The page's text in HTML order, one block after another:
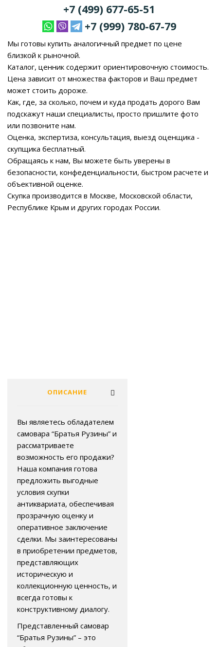
+7 (499) 677-65-51
+7 (999) 780-67-79
Мы готовы купить аналогичный предмет по цене
близкой к рыночной.
Каталог, ценник содержит ориентировочную стоимость.
Цена зависит от множества факторов и Ваш предмет
может стоить дороже.
Как, где, за сколько, почем и куда продать дорого Вам
подскажут наши специалисты, просто пришлите фото
или позвоните нам.
Оценка, экспертиза, консультация, выезд оценщика -
скупщика бесплатный.
Обращаясь к нам, Вы можете быть уверены в
безопасности, конфеденциальности, быстром расчете и
объективной оценке.
Скупка производится в Москве, Московской области,
Республике Крым и других городах России.
ОПИСАНИЕ
Вы являетесь обладателем
самовара “Братья Рузины” и
рассматриваете
возможность его продажи?
Наша компания готова
предложить выгодные
условия скупки
антиквариата, обеспечивая
прозрачную оценку и
оперативное заключение
сделки. Мы заинтересованы
в приобретении предметов,
представляющих
историческую и
коллекционную ценность, и
всегда готовы к
конструктивному диалогу.
Представленный самовар
“Братья Рузины” – это